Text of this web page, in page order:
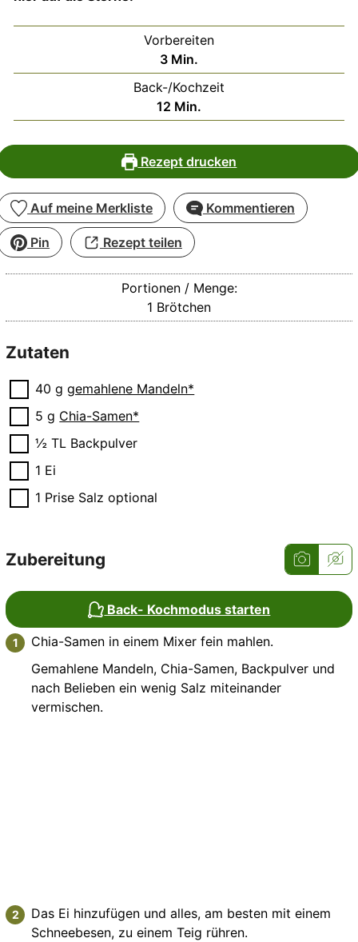
Vorbereiten
3Minuten
Min.
Back-/Kochzeit
12 Minuten
Min.
Rezept drucken
Auf meine Merkliste Kommentieren
Pin Rezept teilen
Portionen / Menge:
1 Brötchen
Zutaten
▢
40 g gemahlene Mandeln*
▢
5 g Chia-Samen*
▢
½ TL Backpulver
▢
1 Ei
▢
1 Prise Salz optional
Zubereitung
Back- Kochmodus starten
Chia-Samen in einem Mixer fein mahlen.
Gemahlene Mandeln, Chia-Samen, Backpulver und
nach Belieben ein wenig Salz miteinander
vermischen.
Das Ei hinzufügen und alles, am besten mit einem
Schneebesen, zu einem Teig rühren.